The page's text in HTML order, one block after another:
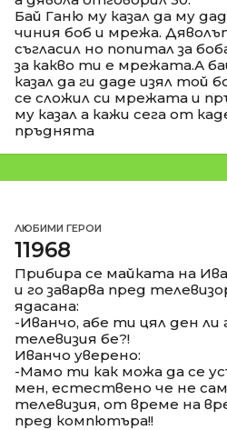
Бай Ганю му казал да му
чиния боб и мрежа.
съгласил но попитал за
за какво ти е мрежата.А
казал да ги даде изял той
се сложил си мрежата и
му казал а кажи сега от
пръднята
ЛЮБИМИ ГЕРОИ
11968
Прибира се майката на
и го заварва пред
ядасана:
-Иванчо, абе ти цял ден ли
телевизия бе?!
Иванчо уверено:
-Мамо ти как можа да се
мен, естествено че не
телевизия, от време на
пред компютъра!!